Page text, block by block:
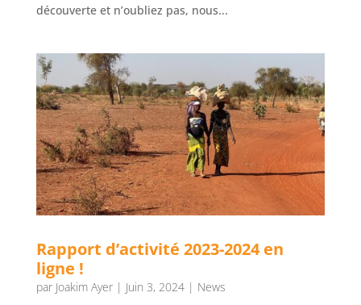
découverte et n’oubliez pas, nous...
Rapport d’activité 2023-2024 en
ligne !
par Joakim Ayer| Juin 3, 2024| News